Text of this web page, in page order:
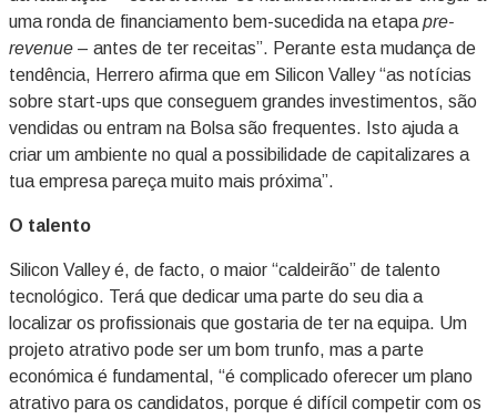
uma ronda de financiamento bem-sucedida na etapa pre-
revenue – antes de ter receitas”. Perante esta mudança de
tendência, Herrero afirma que em Silicon Valley “as notícias
sobre start-ups que conseguem grandes investimentos, são
vendidas ou entram na Bolsa são frequentes. Isto ajuda a
criar um ambiente no qual a possibilidade de capitalizares a
tua empresa pareça muito mais próxima”.
O talento
Silicon Valley é, de facto, o maior “caldeirão” de talento
tecnológico. Terá que dedicar uma parte do seu dia a
localizar os profissionais que gostaria de ter na equipa. Um
projeto atrativo pode ser um bom trunfo, mas a parte
económica é fundamental, “é complicado oferecer um plano
atrativo para os candidatos, porque é difícil competir com os